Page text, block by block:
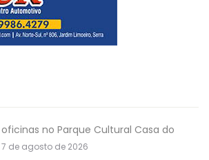
no Parque Cultural Casa do
7 de agosto de 2026